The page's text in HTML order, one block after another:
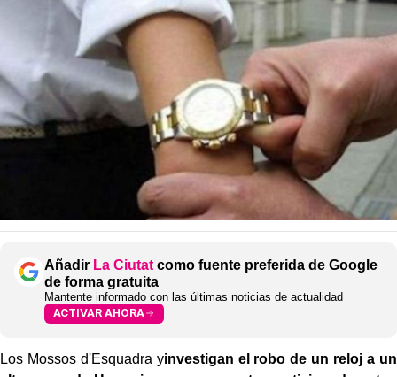
Añadir La Ciutat como fuente preferida de Google
de forma gratuita
Mantente informado con las últimas noticias de actualidad
ACTIVAR AHORA
Los Mossos d'Esquadra yinvestigan el robo de un reloj a un